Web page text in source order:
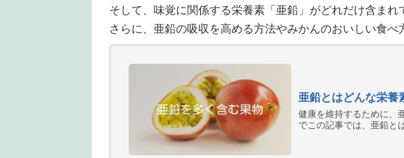
そして、味覚に関係する栄養素「亜鉛」がどれだけ含まれ
さらに、亜鉛の吸収を高める方法やみかんのおいしい食べ
亜鉛とはどんな栄養
健康を維持するために、
でこの記事では、亜鉛と